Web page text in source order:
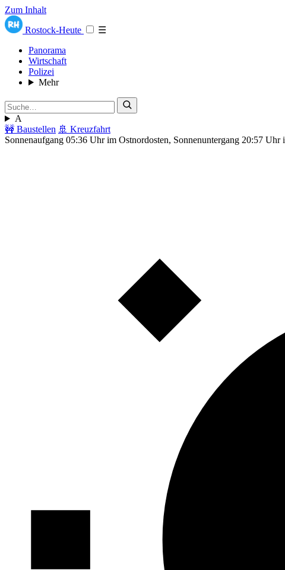
Zum Inhalt
Rostock-Heute
☰
Panorama
Wirtschaft
Polizei
Mehr
A
🚧 Baustellen 🚢 Kreuzfahrt
Sonnenaufgang 05:36 Uhr im Ostnordosten, Sonnenuntergang 20:57